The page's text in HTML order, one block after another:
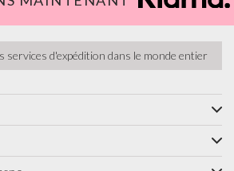
services d'expédition dans le monde entier